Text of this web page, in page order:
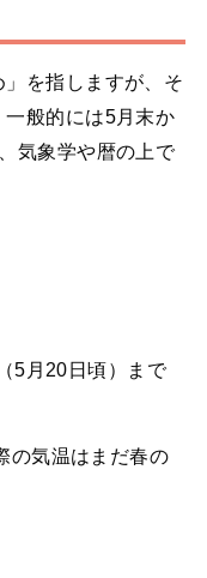
」を指しますが、そ
般的には5月末か
気象学や暦の上で
5月20日頃）まで
の気温はまだ春の